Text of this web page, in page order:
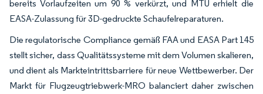
bereits Vorlaufzeiten um 90 % verkürzt, und MTU erhielt die
EASA-Zulassung für 3D-gedruckte Schaufelreparaturen.
Die regulatorische Compliance gemäß FAA und EASA Part 145
stellt sicher, dass Qualitätssysteme mit dem Volumen skalieren,
und dient als Markteintrittsbarriere für neue Wettbewerber. Der
Markt für Flugzeugtriebwerk-MRO balanciert daher zwischen